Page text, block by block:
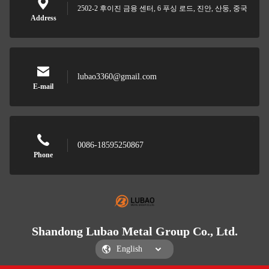
Address
2502-2 후이진 금융 센터, 6 푸싱 로드, 진안, 산둥, 중국
E-mail
lubao3360@gmail.com
Phone
0086-18595250867
Shandong Lubao Metal Group Co., Ltd.